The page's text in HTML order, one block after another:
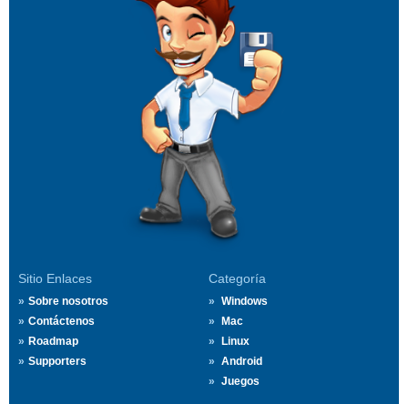
Sitio Enlaces
Sobre nosotros
Contáctenos
Roadmap
Supporters
Categoría
Windows
Mac
Linux
Android
Juegos